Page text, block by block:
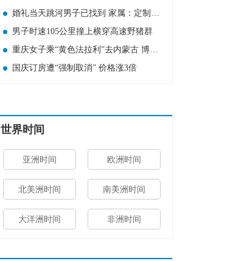
婚礼当天跳河男子已找到 家属：定制婚服上有新郎的名字
男子时速105公里撞上横穿高速野猪群
重庆女子乘“黄色法拉利”去内蒙古 博主:出租车回头率很高
国庆订房遭“强制取消” 价格涨3倍
世界时间
亚洲时间 欧洲时间
北美洲时间 南美洲时间
大洋洲时间 非洲时间